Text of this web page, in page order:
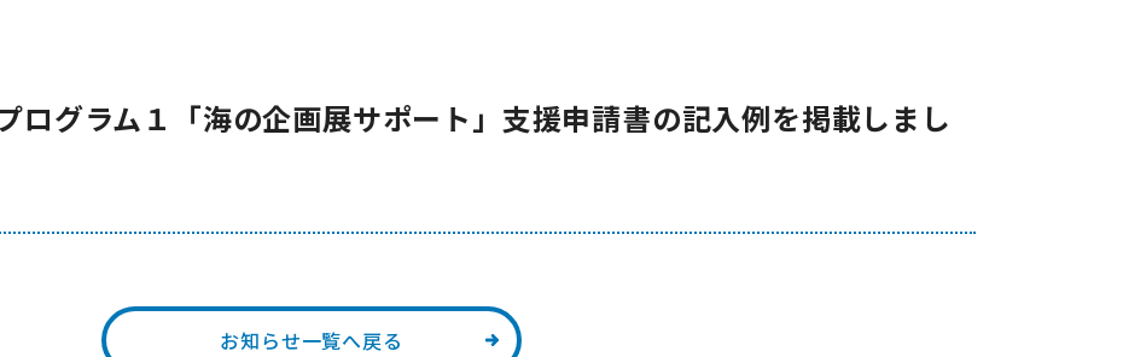
ログラム１「海の企画展サポート」支援申請書の記入例を掲載しまし
お知らせ一覧へ戻る